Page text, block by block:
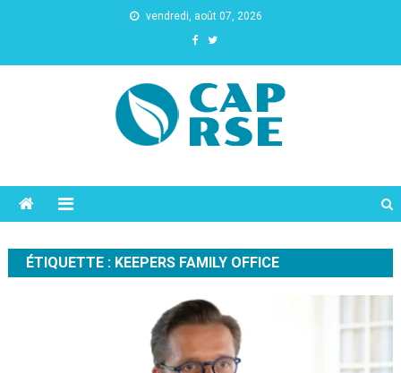
vendredi, août 07, 2026
ÉTIQUETTE : KEEPERS FAMILY OFFICE